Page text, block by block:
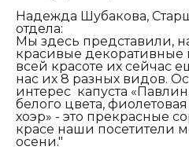
Надежда Шубакова,
отдела:
Мы здесь представили,
красивые декоративные
всей красоте их сейчас
нас их 8 разных видов.
интерес капуста
белого цвета,
хоэр» - это прекрасные
красе наши посетители
осени."